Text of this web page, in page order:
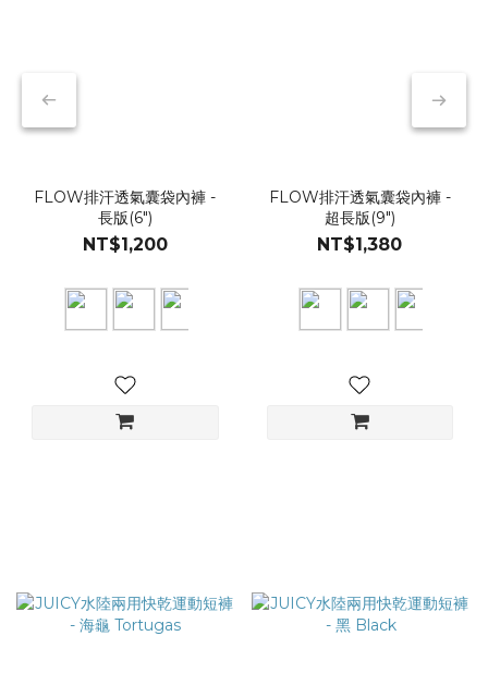
FLOW排汗透氣囊袋內褲 -
長版(6")
NT$1,200
FLOW排汗透氣囊袋內褲 -
超長版(9")
NT$1,380